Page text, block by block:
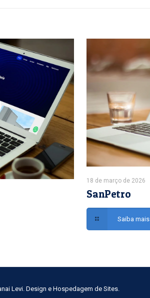
18 de março de 2026
SanPetro
Saiba mais
Levi. Design e Hospedagem de Sites.